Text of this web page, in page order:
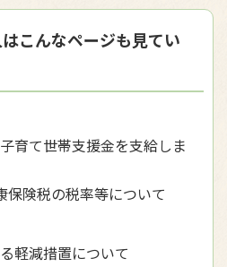
こんなページも見てい
育て世帯支援金を支給しま
険税の税率等について
軽減措置について